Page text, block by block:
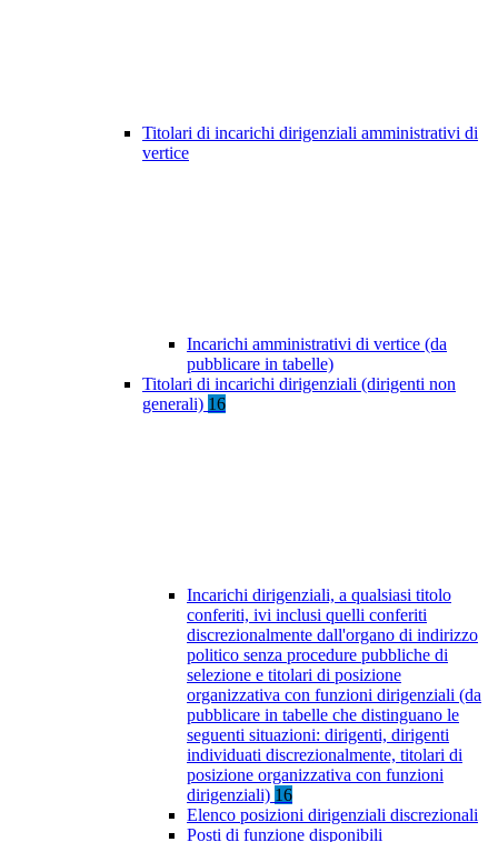
Titolari di incarichi dirigenziali amministrativi di
vertice
Incarichi amministrativi di vertice (da
pubblicare in tabelle)
Titolari di incarichi dirigenziali (dirigenti non
generali) 16
Incarichi dirigenziali, a qualsiasi titolo
conferiti, ivi inclusi quelli conferiti
discrezionalmente dall'organo di indirizzo
politico senza procedure pubbliche di
selezione e titolari di posizione
organizzativa con funzioni dirigenziali (da
pubblicare in tabelle che distinguano le
seguenti situazioni: dirigenti, dirigenti
individuati discrezionalmente, titolari di
posizione organizzativa con funzioni
dirigenziali) 16
Elenco posizioni dirigenziali discrezionali
Posti di funzione disponibili